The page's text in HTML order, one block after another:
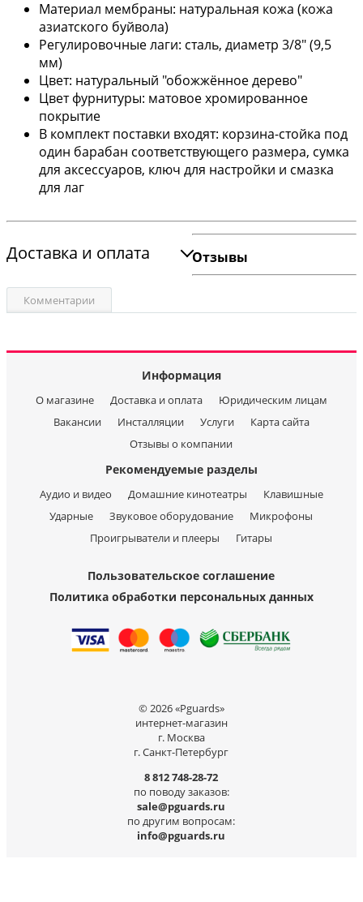
Материал мембраны: натуральная кожа (кожа
азиатского буйвола)
Регулировочные лаги: сталь, диаметр 3/8" (9,5
мм)
Цвет: натуральный "обожжённое дерево"
Цвет фурнитуры: матовое хромированное
покрытие
В комплект поставки входят: корзина-стойка под
один барабан соответствующего размера, сумка
для аксессуаров, ключ для настройки и смазка
для лаг
Доставка и оплата Отзывы
Комментарии
Информация
О магазине Доставка и оплата
Юридическим лицам
Вакансии
Инсталляции Услуги
Карта сайта
Отзывы о компании
Рекомендуемые разделы
Аудио и видео Домашние кинотеатры
Клавишные
Ударные
Звуковое оборудование
Микрофоны
Проигрыватели и плееры
Гитары
Пользовательское соглашение
Политика обработки персональных данных
© 2026 «Pguards»
интернет-магазин
г. Москва
г. Санкт-Петербург
8 812 748-28-72
по поводу заказов:
sale@pguards.ru
по другим вопросам:
info@pguards.ru